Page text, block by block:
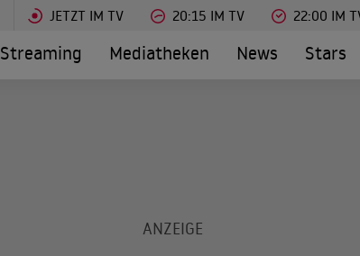
JETZT IM TV 20:15 IM TV 22:00 IM
Streaming Mediatheken News Stars